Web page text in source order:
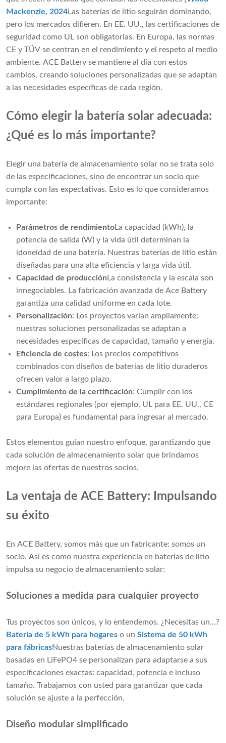
Mackenzie, 2024Las baterías de litio seguirán dominando,
pero los mercados difieren. En EE. UU., las certificaciones de
seguridad como UL son obligatorias. En Europa, las normas
CE y TÜV se centran en el rendimiento y el respeto al medio
ambiente. ACE Battery se mantiene al día con estos
cambios, creando soluciones personalizadas que se adaptan
a las necesidades específicas de cada región.
Cómo elegir la batería solar adecuada:
¿Qué es lo más importante?
Elegir una batería de almacenamiento solar no se trata solo
de las especificaciones, sino de encontrar un socio que
cumpla con las expectativas. Esto es lo que consideramos
importante:
Parámetros de rendimientoLa capacidad (kWh), la
potencia de salida (W) y la vida útil determinan la
idoneidad de una batería. Nuestras baterías de litio están
diseñadas para una alta eficiencia y larga vida útil.
Capacidad de producción La consistencia y la escala son
innegociables. La fabricación avanzada de Ace Battery
garantiza una calidad uniforme en cada lote.
Personalización: Los proyectos varían ampliamente:
nuestras soluciones personalizadas se adaptan a
necesidades específicas de capacidad, tamaño y energía.
Eficiencia de costes: Los precios competitivos
combinados con diseños de baterías de litio duraderos
ofrecen valor a largo plazo.
Cumplimiento de la certificación: Cumplir con los
estándares regionales (por ejemplo, UL para EE. UU., CE
para Europa) es fundamental para ingresar al mercado.
Estos elementos guían nuestro enfoque, garantizando que
cada solución de almacenamiento solar que brindamos
mejore las ofertas de nuestros socios.
La ventaja de ACE Battery: Impulsando
su éxito
En ACE Battery, somos más que un fabricante: somos un
socio. Así es como nuestra experiencia en baterías de litio
impulsa su negocio de almacenamiento solar:
Soluciones a medida para cualquier proyecto
Tus proyectos son únicos, y lo entendemos. ¿Necesitas un...?
Batería de 5 kWh para hogares o un Sistema de 50 kWh
para fábricasNuestras baterías de almacenamiento solar
basadas en LiFePO4 se personalizan para adaptarse a sus
especificaciones exactas: capacidad, potencia e incluso
tamaño. Trabajamos con usted para garantizar que cada
solución se ajuste a la perfección.
Diseño modular simplificado